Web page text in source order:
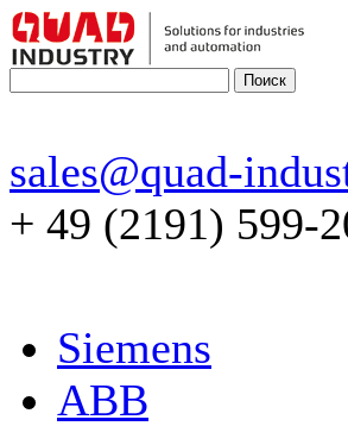
sales@quad-
+ 49 (2191) 599-
Siemens
ABB